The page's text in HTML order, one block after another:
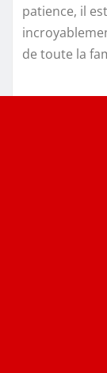
patience, il
de toute la